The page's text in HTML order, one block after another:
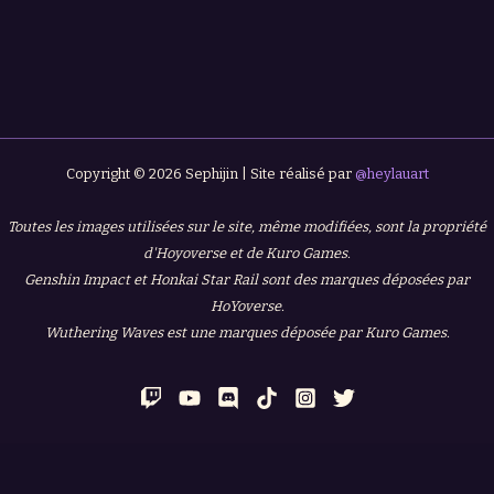
Copyright © 2026 Sephijin | Site réalisé par @heylauart
Toutes les images utilisées sur le site, même modifiées, sont la propriété
d'Hoyoverse et de Kuro Games.
Genshin Impact et Honkai Star Rail sont des marques déposées par
HoYoverse.
Wuthering Waves est une marques déposée par Kuro Games.